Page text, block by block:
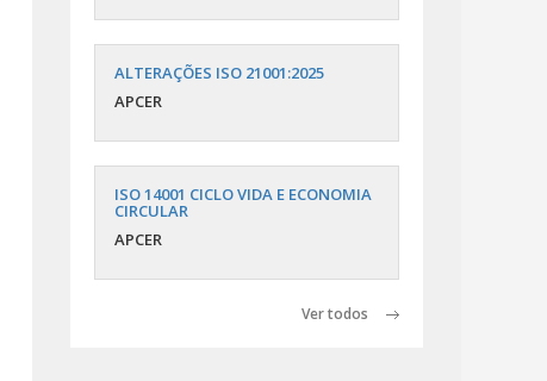
ALTERAÇÕES ISO 21001:2025
APCER
ISO 14001 CICLO VIDA E ECONOMIA
CIRCULAR
APCER
Ver todos